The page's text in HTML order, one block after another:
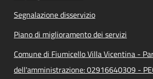
Segnalazione disservizio
Piano di miglioramento dei servizi
Comune di Fiumicello Villa Vicentina -
dell'amministrazione: 02916640309 -